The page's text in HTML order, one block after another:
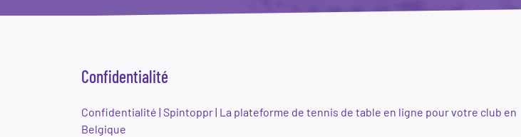
Confidentialité
Confidentialité | Spintoppr | La plateforme de tennis de table en ligne pour votre club en
Belgique